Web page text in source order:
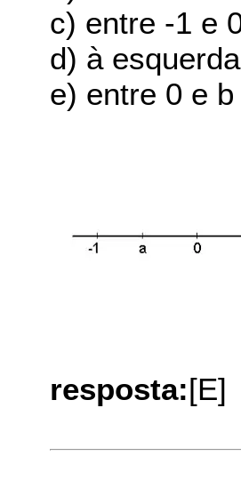
c) entre -1 e
d) à
e) entre 0 e b
resposta:[E]